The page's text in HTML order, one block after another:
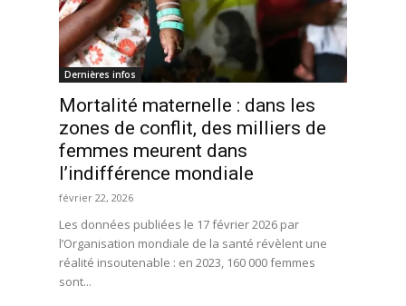
Dernières infos
Mortalité maternelle : dans les
zones de conflit, des milliers de
femmes meurent dans
l’indifférence mondiale
février 22, 2026
Les données publiées le 17 février 2026 par
l’Organisation mondiale de la santé révèlent une
réalité insoutenable : en 2023, 160 000 femmes
sont...